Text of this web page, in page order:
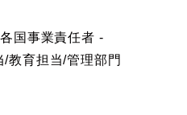
国事業責任者 -
教育担当/管理部門